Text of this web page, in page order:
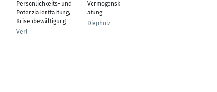
Persönlichkeits- und
Potenzialentfaltung,
Krisenbewältigung
Verl
Vermögenskundenber
atung
Diepholz